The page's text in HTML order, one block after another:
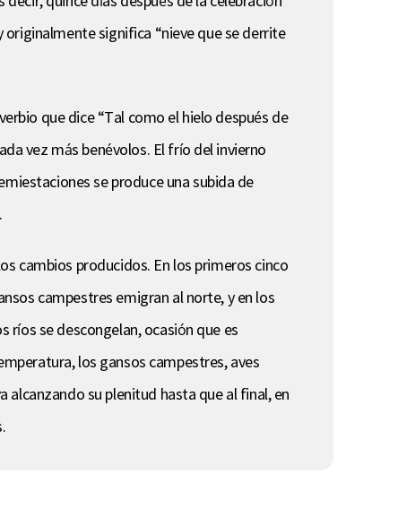
originalmente significa “nieve que se derrite
que dice “Tal como el hielo después de
vez más benévolos. El frío del invierno
se produce una subida de
cambios producidos. En los primeros cinco
campestres emigran al norte, y en los
ríos se descongelan, ocasión que es
los gansos campestres, aves
alcanzando su plenitud hasta que al final, en